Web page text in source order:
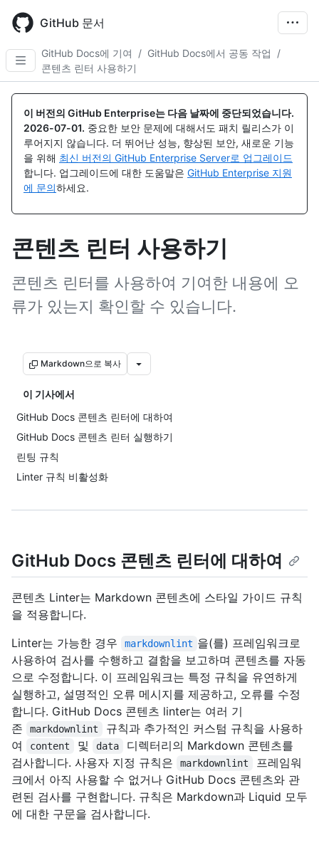
main
content
GitHub 문서
GitHub Docs에 기여 / GitHub Docs에서 공동 작업
/
콘텐츠 린터 사용하기
이 버전의 GitHub Enterprise는 다음 날짜에 중단되었습니다.
2026-07-01. 중요한 보안 문제에 대해서도 패치 릴리스가 이
루어지지 않습니다. 더 뛰어난 성능, 향상된 보안, 새로운 기능
을 위해 최신 버전의 GitHub Enterprise Server로 업그레이드
합니다. 업그레이드에 대한 도움말은 GitHub Enterprise 지원
에 문의하세요.
콘텐츠 린터 사용하기
콘텐츠 린터를 사용하여 기여한 내용에 오
류가 있는지 확인할 수 있습니다.
Markdown으로 복사
이 기사에서
GitHub Docs 콘텐츠 린터에 대하여
GitHub Docs 콘텐츠 린터 실행하기
린팅 규칙
Linter 규칙 비활성화
GitHub Docs 콘텐츠 린터에 대하여
콘텐츠 Linter는 Markdown 콘텐츠에 스타일 가이드 규칙
을 적용합니다.
Linter는 가능한 경우
markdownlint 을(를) 프레임워크로
사용하여 검사를 수행하고 결함을 보고하며 콘텐츠를 자동
으로 수정합니다. 이 프레임워크는 특정 규칙을 유연하게
실행하고, 설명적인 오류 메시지를 제공하고, 오류를 수정
합니다. GitHub Docs 콘텐츠 linter는 여러 기
존
markdownlint
규칙과 추가적인 커스텀 규칙을 사용하
여
content 및 data
디렉터리의 Markdown 콘텐츠를
검사합니다. 사용자 지정 규칙은
markdownlint
프레임워
크에서 아직 사용할 수 없거나 GitHub Docs 콘텐츠와 관
련된 검사를 구현합니다. 규칙은 Markdown과 Liquid 모두
에 대한 구문을 검사합니다.